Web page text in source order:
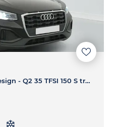
35 TFSI 150 S tronic 7 Design - Q2 35 TFSI 150 S tronic 7 Design